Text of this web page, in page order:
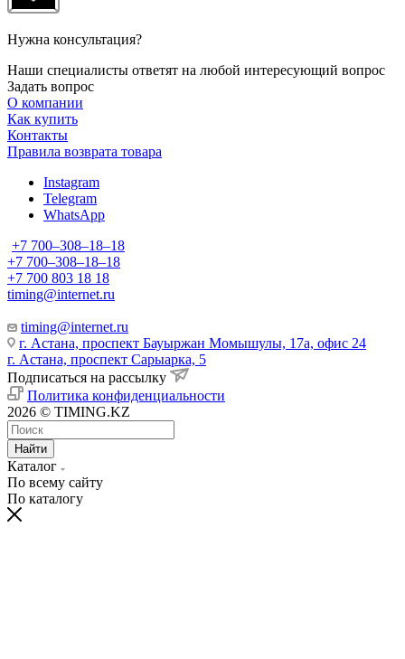
Нужна консультация?
Наши специалисты ответят на любой интересующий вопрос
Задать вопрос
О компании
Как купить
Контакты
Правила возврата товара
Instagram
Telegram
WhatsApp
+7 700‒308‒18‒18
+7 700‒308‒18‒18
+7 700 803 18 18
timing@internet.ru
timing@internet.ru
г. Астана, проспект Бауыржан Момышулы, 17а, офис 24
г. Астана, проспект Сарыарка, 5
Подписаться на рассылку
Политика конфиденциальности
2026 © TIMING.KZ
Найти
Каталог
По всему сайту
По каталогу